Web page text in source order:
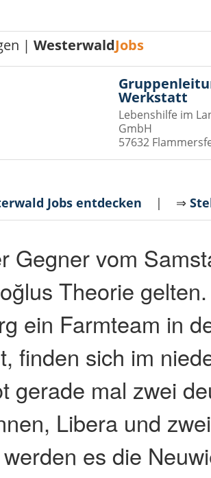
|WesterwaldJobs
Werkstatt
Lebenshilfe im
GmbH
57632
Jobs entdecken | ⇒
Gegner vom
Theorie
ein Farmteam in
finden sich im
gerade mal zwei
Libera und
es die